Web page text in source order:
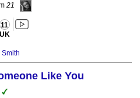
21
11
UK
Smith
Like You